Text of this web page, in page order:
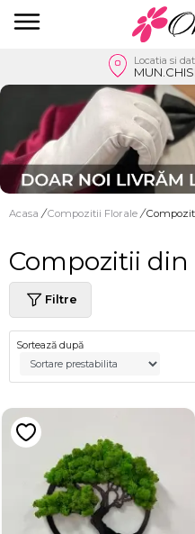
Locatia si
Acasa / Compozitii Florale /
Compozitii din
Filtre
Sortează după